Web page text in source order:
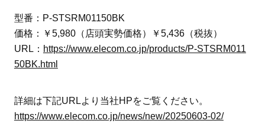
型番：P-STSRM01150BK
価格：￥5,980（店頭実勢価格）￥5,436（税抜）
URL： https://www.elecom.co.jp/products/P-STSRM011
50BK.html
詳細は下記URLより当社HPをご覧ください。
https://www.elecom.co.jp/news/new/20250603-02/